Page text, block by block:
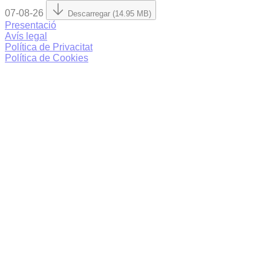
07-08-26 Descarregar (14.95 MB)
Presentació
Avís legal
Política de Privacitat
Política de Cookies